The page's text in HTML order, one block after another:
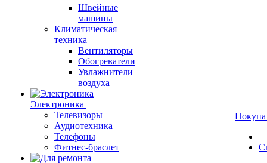
Швейные
машины
Климатическая
техника
Вентиляторы
Обогреватели
Увлажнители
воздуха
Электроника
Телевизоры
Аудиотехника
Телефоны
Фитнес-браслет